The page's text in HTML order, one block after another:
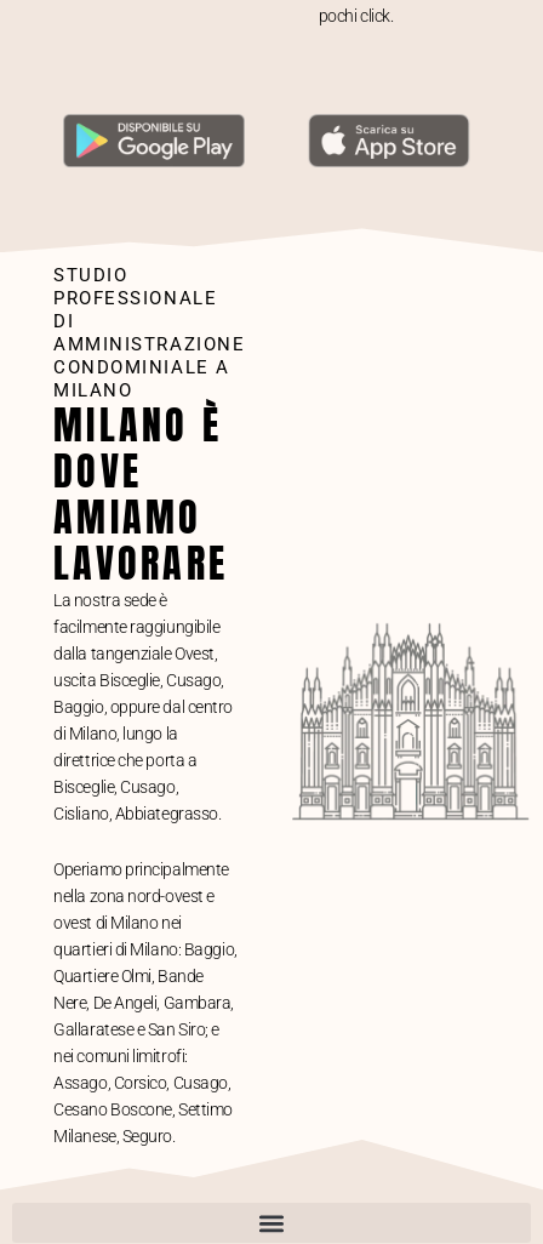
pochi click.
STUDIO
PROFESSIONALE
DI
AMMINISTRAZIONE
CONDOMINIALE A
MILANO
MILANO È
DOVE
AMIAMO
LAVORARE
La nostra sede è
facilmente raggiungibile
dalla tangenziale Ovest,
uscita Bisceglie, Cusago,
Baggio, oppure dal centro
di Milano, lungo la
direttrice che porta a
Bisceglie, Cusago,
Cisliano, Abbiategrasso.
Operiamo principalmente
nella zona nord-ovest e
ovest di Milano nei
quartieri di Milano: Baggio,
Quartiere Olmi, Bande
Nere, De Angeli, Gambara,
Gallaratese e San Siro; e
nei comuni limitrofi:
Assago, Corsico, Cusago,
Cesano Boscone, Settimo
Milanese, Seguro.